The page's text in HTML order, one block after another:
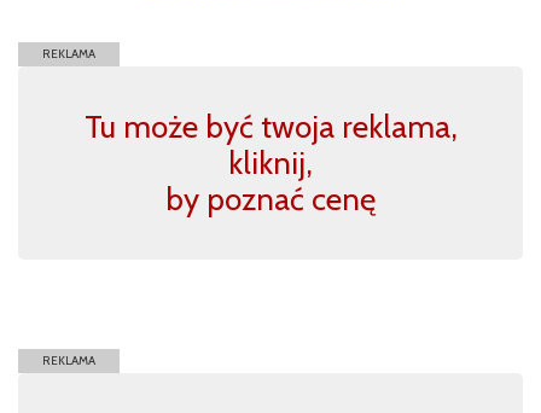
REKLAMA
Tu może być twoja reklama,
kliknij,
by poznać cenę
REKLAMA